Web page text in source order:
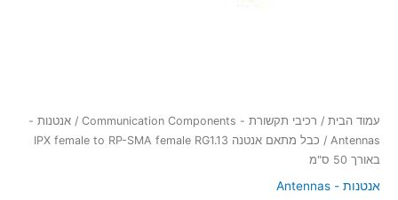
עמוד הבית / רכיבי תקשורת - Communication Components / אנטנות -
Antennas
/ כבל מתאם אנטנה IPX female to RP-SMA female RG1.13
באורך 50 ס"מ
אנטנות - Antennas